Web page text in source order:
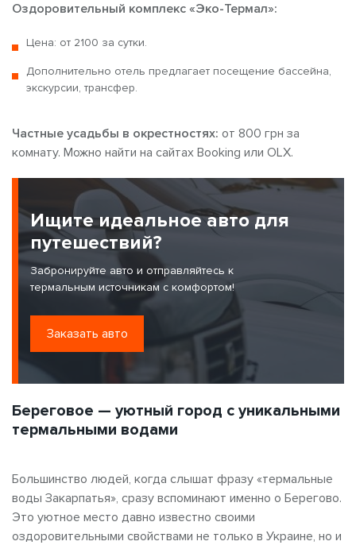
Оздоровительный комплекс «Эко-Термал»:
Цена: от 2100 за сутки.
Дополнительно отель предлагает посещение бассейна,
экскурсии, трансфер.
Частные усадьбы в окрестностях: от 800 грн за
комнату. Можно найти на сайтах Booking или OLX.
Ищите идеальное авто для
путешествий?
Забронируйте авто и отправляйтесь к
термальным источникам с комфортом!
Заказать авто
Береговое — уютный город с уникальными
термальными водами
Большинство людей, когда слышат фразу «термальные
воды Закарпатья», сразу вспоминают именно о Берегово.
Это уютное место давно известно своими
оздоровительными свойствами не только в Украине, но и